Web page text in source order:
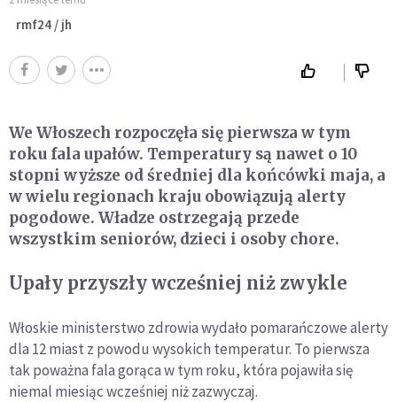
rmf24 / jh
We Włoszech rozpoczęła się pierwsza w tym
roku fala upałów. Temperatury są nawet o 10
stopni wyższe od średniej dla końcówki maja, a
w wielu regionach kraju obowiązują alerty
pogodowe. Władze ostrzegają przede
wszystkim seniorów, dzieci i osoby chore.
Upały przyszły wcześniej niż zwykle
Włoskie ministerstwo zdrowia wydało pomarańczowe alerty
dla 12 miast z powodu wysokich temperatur. To pierwsza
tak poważna fala gorąca w tym roku, która pojawiła się
niemal miesiąc wcześniej niż zazwyczaj.